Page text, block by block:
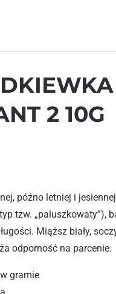
2 10G
późno letniej i
tzw. „paluszkowaty”),
Miąższ biały,
odporność na parcenie.
gramie